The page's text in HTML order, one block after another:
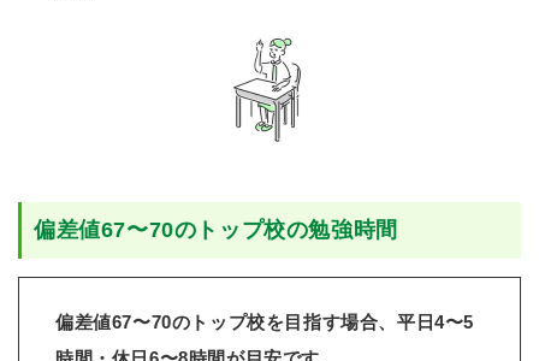
偏差値67〜70のトップ校の勉強時間
偏差値67〜70のトップ校を目指す場合、平日4〜5